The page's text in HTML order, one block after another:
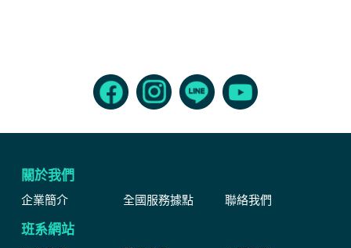
關於我們
企業簡介 全國服務據點 聯絡我們
班系網站